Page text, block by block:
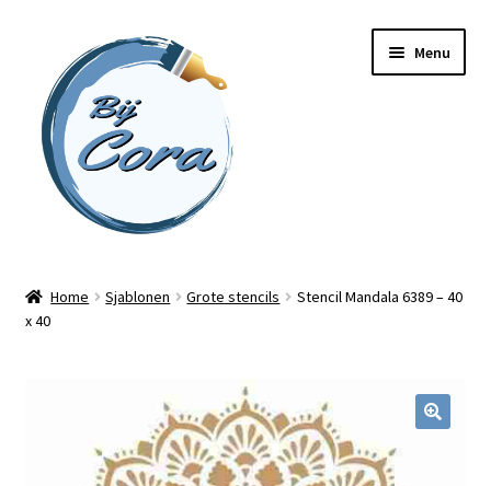
naar
navigatie
inhoud
Menu
Workshops
Home Sjablonen Grote stencils
Stencil Mandala 6389 – 40
x 40